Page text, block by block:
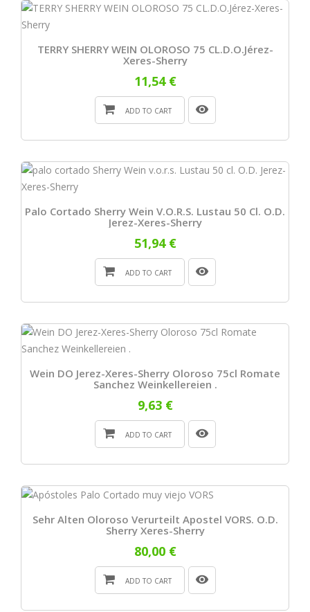
TERRY SHERRY WEIN OLOROSO 75 CL.D.O.Jérez-
Xeres-Sherry
11,54 €
ADD TO CART
Palo Cortado Sherry Wein V.o.r.s. Lustau 50 Cl. O.D.
Jerez-Xeres-Sherry
51,94 €
ADD TO CART
Wein DO Jerez-Xeres-Sherry Oloroso 75cl Romate
Sanchez Weinkellereien .
9,63 €
ADD TO CART
Sehr Alten Oloroso Verurteilt Apostel VORS. O.D.
Sherry Xeres-Sherry
80,00 €
ADD TO CART